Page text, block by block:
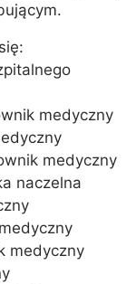
medyczny
medyczny
naczelna
medyczny